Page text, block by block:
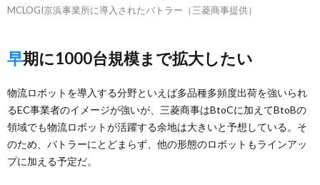
MCLOGI京浜事業所に導入されたバトラー（三菱商事提供）
早期に1000台規模まで拡大したい
物流ロボットを導入する分野といえば多品種多頻度出荷を強いられ
るEC事業者のイメージが強いが、三菱商事はBtoCに加えてBtoBの
領域でも物流ロボットが活躍する余地は大きいと予想している。そ
のため、バトラーにとどまらず、他の形態のロボットもラインアッ
プに加える予定だ。